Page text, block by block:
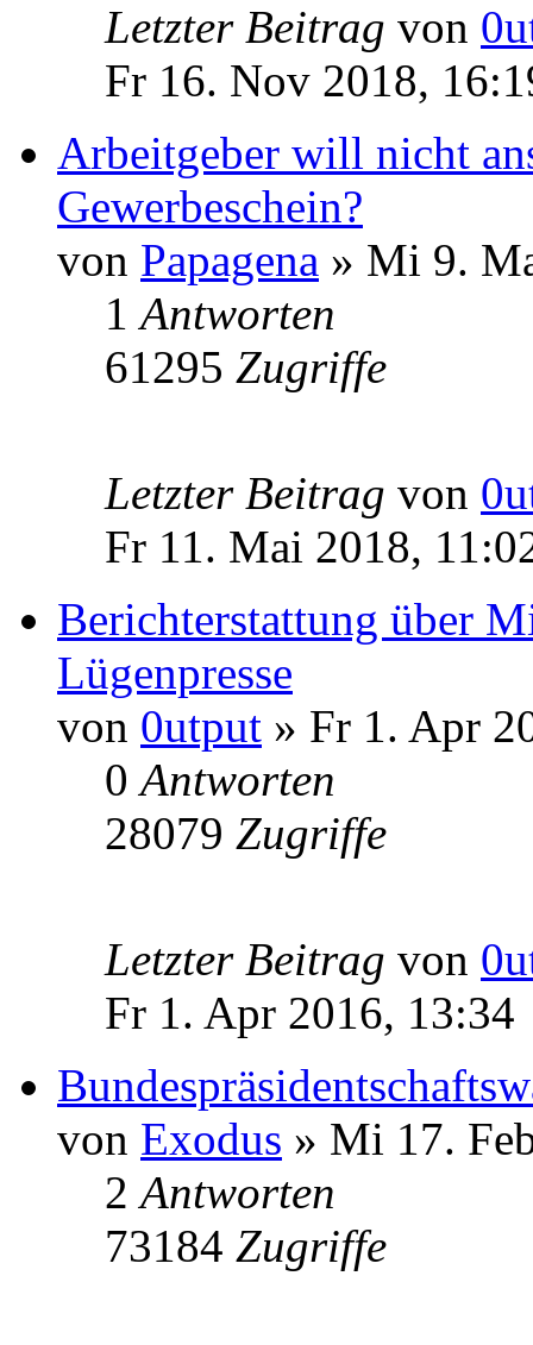
Letzter Beitrag von
Fr 16. Nov 2018,
Arbeitgeber will nicht
Gewerbeschein?
von Papagena » Mi 9.
1Antworten
61295 Zugriffe
Letzter Beitrag von
Fr 11. Mai 2018,
Berichterstattung über
Lügenpresse
von 0utput » Fr 1. Apr
0Antworten
28079 Zugriffe
Letzter Beitrag von
Fr 1. Apr 2016, 13:34
von Exodus » Mi 17.
2Antworten
73184 Zugriffe